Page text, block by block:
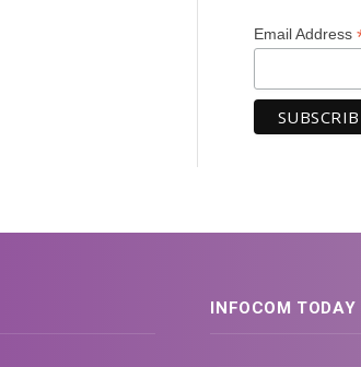
Email Address
INFOCOM TODAY